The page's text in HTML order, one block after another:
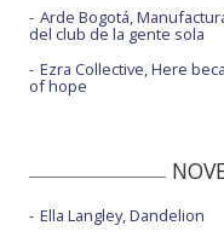
Arde Bogotá,
del club de la gente sola
Ezra Collective, Here
of hope
Ella Langley, Dandelion